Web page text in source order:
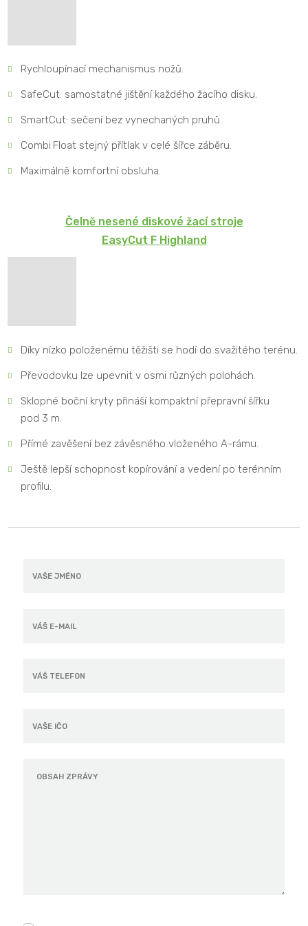
Rychloupínací mechanismus nožů.
SafeCut: samostatné jištění každého žacího disku.
SmartCut: sečení bez vynechaných pruhů.
Combi Float stejný přítlak v celé šířce záběru.
Maximálně komfortní obsluha.
Čelně nesené diskové žací stroje
EasyCut F Highland
Díky nízko položenému těžišti se hodí do svažitého terénu.
Převodovku lze upevnit v osmi různých polohách.
Sklopné boční kryty přináší kompaktní přepravní šířku
pod 3 m.
Přímé zavěšení bez závěsného vloženého A-rámu.
Ještě lepší schopnost kopírování a vedení po terénním
profilu.